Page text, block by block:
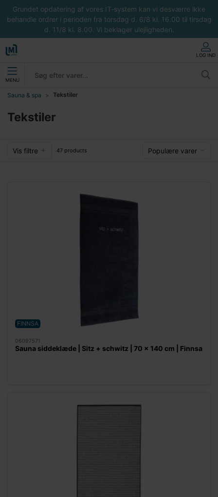
Grundet opdatering af vores IT-system kan vi desværre ikke
behandle ordrer i perioden fra torsdag d. 6/8 kl. 16.00 til tirsdag
d. 11/8 kl. 8.00. Vi beklager ulejligheden.
LOG IND
MENU
Sauna & spa Tekstiler
Tekstiler
Vis filtre 47 products Populære varer
FINNSA
06097571
Sauna siddeklæde | Sitz + schwitz | 70 x 140 cm | Finnsa